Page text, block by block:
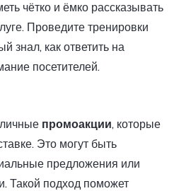
чётко и ёмко рассказывать
Проведите тренировки
знал, как ответить на
посетителей.
промоакции, которые
Это могут быть
предложения или
Такой подход поможет